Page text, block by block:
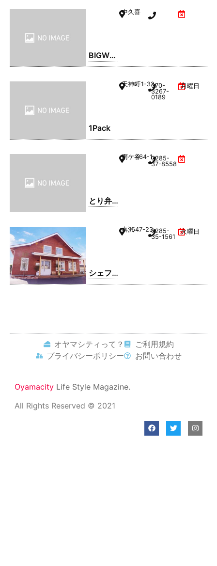
BIGWO
OD(ビ
中久喜
1Pack
天神町2-1-32070-
3267-
0189
月曜日
とり弁
鶏 小山
雨ケ谷464-10285-
37-8558
シェフ
レ
喜沢647-230285-
35-1561
火曜日
オヤマシティって？
ご利用規約
プライバシーポリシー
お問い合わせ
Oyamacity Life Style Magazine.
All Rights Reserved © 2021